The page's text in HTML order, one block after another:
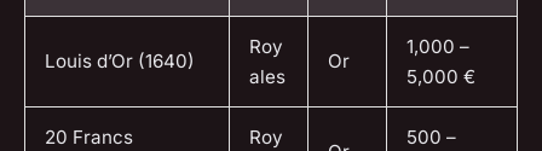
Louis d’Or (1640)
Roy
ales
Or
1,000 –
5,000 €
20 Francs Roy 500 –